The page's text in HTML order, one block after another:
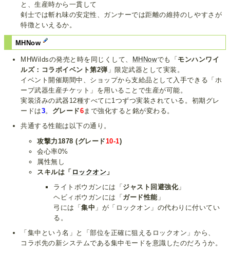
と、生産時から一貫して
剣士では斬れ味の安定性、ガンナーでは距離の維持のしやすさが
特徴といえるか。
MHNow
MHWildsの発売と時を同じくして、 MHNowでも「 モンハンワイ
ルズ：コラボイベント第2弾 」限定武器として実装。
イベント開催期間中、ショップから支給品として入手できる「ホ
ープ武器生産チケット」を用いることで生産が可能。
実装済みの武器12種すべてに1つずつ実装されている。初期グレ
ードは3。 グレード6まで強化すると銘が変わる。
共通する性能は以下の通り。
攻撃力1878 (グレード10-1)
会心率0%
属性無し
スキルは「 ロックオン 」
ライトボウガンには「ジャスト回避強化」
ヘビィボウガンには「ガード性能 」
弓には「集中 」が「ロックオン」の代わりに付いてい
る。
「集中という名」と「部位を正確に狙えるロックオン」から、
コラボ先の新システムである集中モードを意識したのだろうか。